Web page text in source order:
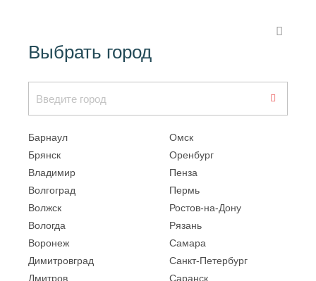
Выбрать город
Барнаул
Брянск
Владимир
Волгоград
Волжск
Вологда
Воронеж
Димитровград
Дмитров
Омск
Оренбург
Пенза
Пермь
Ростов-на-Дону
Рязань
Самара
Санкт-Петербург
Саранск